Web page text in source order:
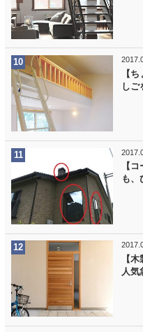
【
しご
【
も
【
人気